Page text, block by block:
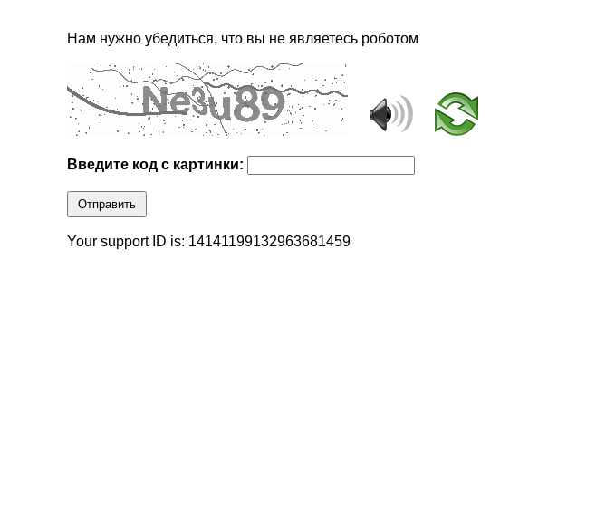
Нам нужно убедиться, что вы не являетесь роботом
Введите код с картинки:
Отправить
Your support ID is: 14141199132963681459